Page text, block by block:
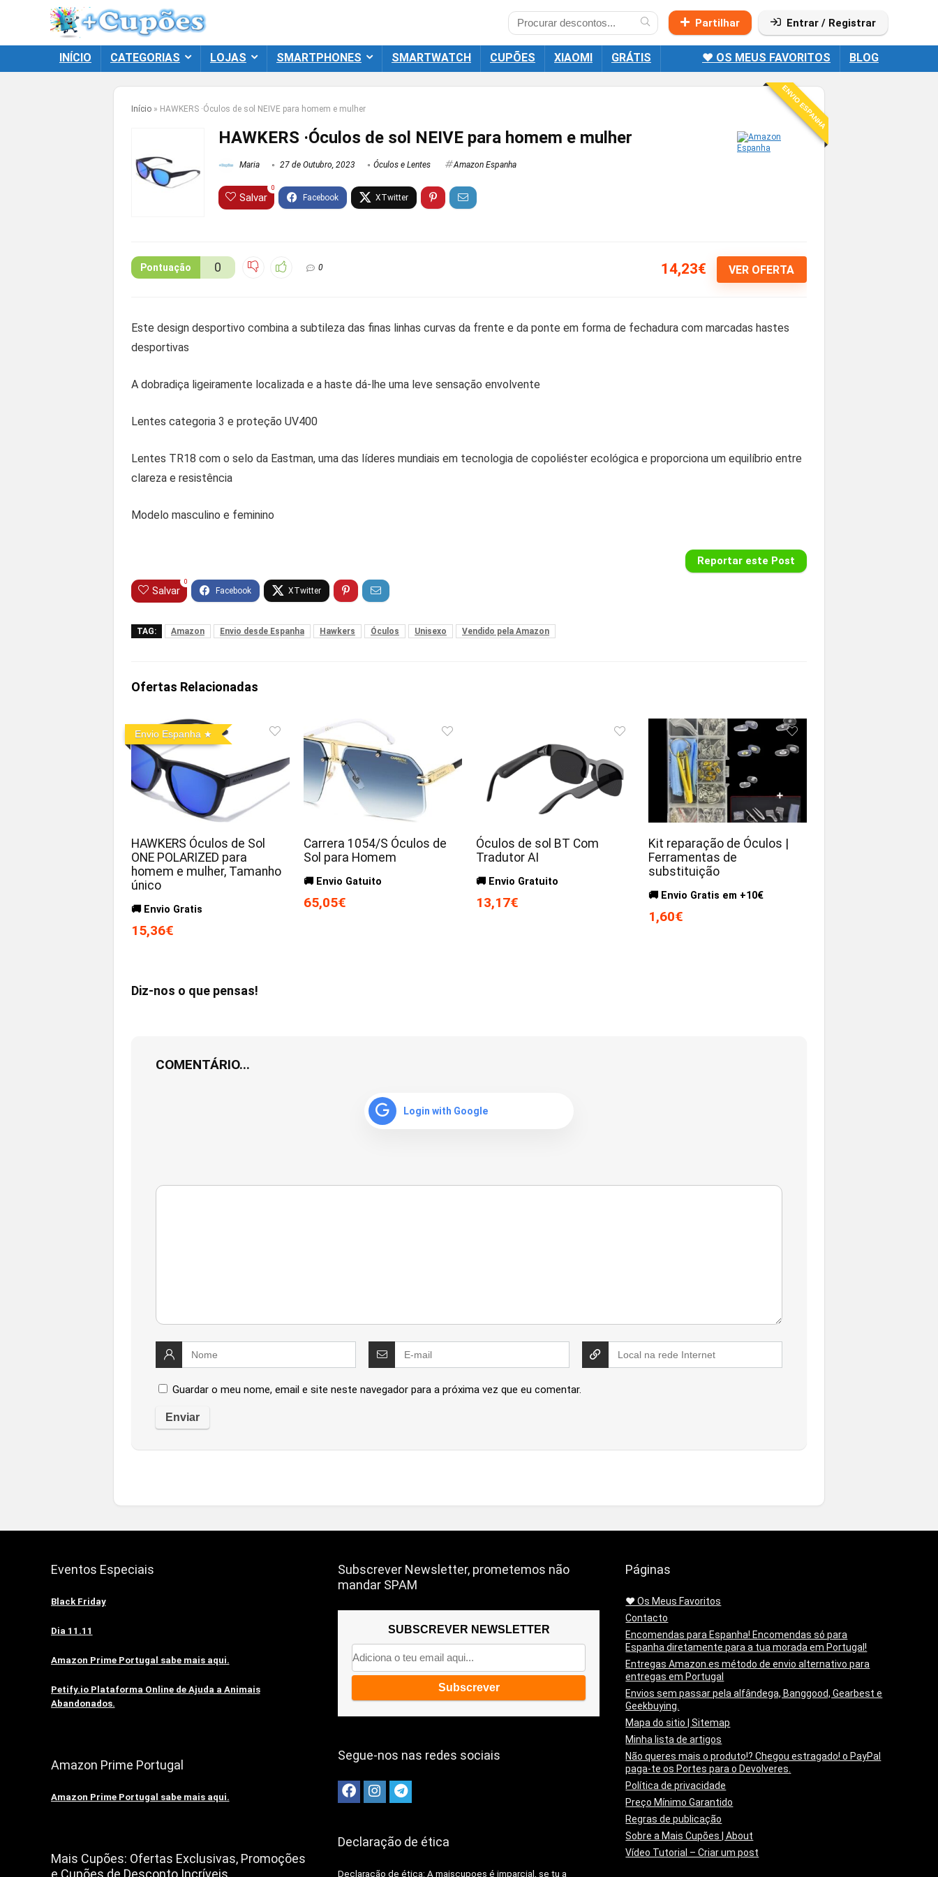
Partilhar Entrar / Registrar
INÍCIO CATEGORIAS LOJAS SMARTPHONES SMARTWATCH CUPÕES XIAOMI GRÁTIS ❤️ OS MEUS FAVORITOS BLOG
Início » HAWKERS ·Óculos de sol NEIVE para homem e mulher ENVIO ESPANHA
HAWKERS ·Óculos de sol NEIVE para homem e mulher
Maria 27 de Outubro, 2023 Óculos e Lentes Amazon Espanha
Salvar
0
Pontuação 0 0 14,23€ VER OFERTA
Este design desportivo combina a subtileza das finas linhas curvas da frente e da ponte em forma de fechadura com marcadas hastes
desportivas
A dobradiça ligeiramente localizada e a haste dá-lhe uma leve sensação envolvente
Lentes categoria 3 e proteção UV400
Lentes TR18 com o selo da Eastman, uma das líderes mundiais em tecnologia de copoliéster ecológica e proporciona um equilíbrio entre
clareza e resistência
Modelo masculino e feminino
Reportar este Post
Salvar
0
TAG: Amazon Envio desde Espanha Hawkers Óculos Unisexo Vendido pela Amazon
Ofertas Relacionadas
Envio Espanha
HAWKERS Óculos de Sol
ONE POLARIZED para
homem e mulher, Tamanho
único
🚚 Envio Gratis
15,36€
Carrera 1054/S Óculos de
Sol para Homem
🚚 Envio Gatuito
65,05€
Óculos de sol BT Com
Tradutor AI
🚚 Envio Gratuito
13,17€
Kit reparação de Óculos |
Ferramentas de
substituição
🚚 Envio Gratis em +10€
1,60€
Diz-nos o que pensas!
COMENTÁRIO...
Login with Google
Guardar o meu nome, email e site neste navegador para a próxima vez que eu comentar.
Eventos Especiais
Black Friday
Dia 11.11
Amazon Prime Portugal sabe mais aqui.
Petify.io Plataforma Online de Ajuda a Animais
Abandonados.
Amazon Prime Portugal
Amazon Prime Portugal sabe mais aqui.
Mais Cupões: Ofertas Exclusivas, Promoções
e Cupões de Desconto Incríveis.
Subscrever Newsletter, prometemos não
mandar SPAM
SUBSCREVER NEWSLETTER
Segue-nos nas redes sociais
Declaração de ética
Declaração de ética: Amaiscupoes é imparcial, se tu a
Páginas
❤️ Os Meus Favoritos
Contacto
Encomendas para Espanha! Encomendas só para
Espanha diretamente para a tua morada em Portugal!
Entregas Amazon.es método de envio alternativo para
entregas em Portugal
Envios sem passar pela alfândega, Banggood, Gearbest e
Geekbuying.
Mapa do sitio | Sitemap
Minha lista de artigos
Não queres mais o produto!? Chegou estragado! o PayPal
paga-te os Portes para o Devolveres.
Política de privacidade
Preço Mínimo Garantido
Regras de publicação
Sobre a Mais Cupões | About
Vídeo Tutorial – Criar um post